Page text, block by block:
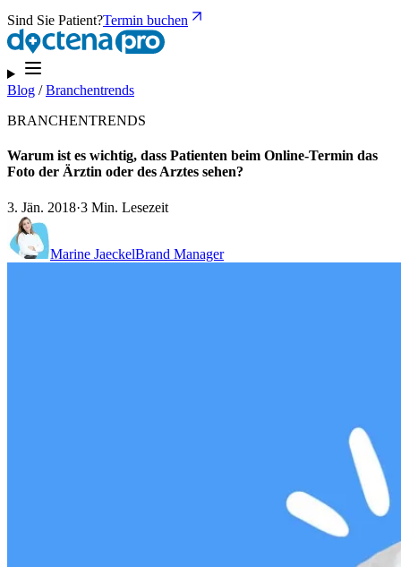
Sind Sie Patient?Termin buchen
Blog /Branchentrends
BRANCHENTRENDS
Warum ist es wichtig, dass Patienten beim Online-Termin das
Foto der Ärztin oder des Arztes sehen?
3. Jän. 2018·3 Min. Lesezeit
Marine JaeckelBrand Manager